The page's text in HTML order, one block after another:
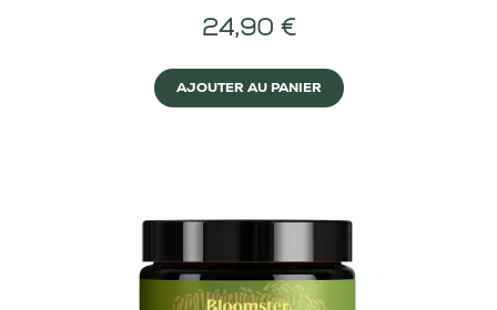
24,90 €
AJOUTER AU PANIER